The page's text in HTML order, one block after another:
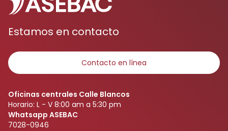
Estamos en contacto
Contacto en línea
Oficinas centrales Calle Blancos
Horario: L - V 8:00 am a 5:30 pm
Whatsapp ASEBAC
7028-0946